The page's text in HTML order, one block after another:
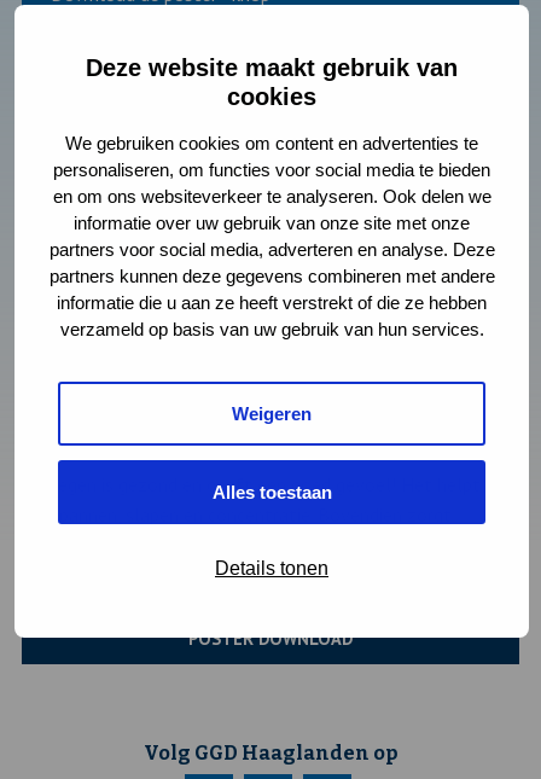
Deze website maakt gebruik van
cookies
We gebruiken cookies om content en advertenties te
personaliseren, om functies voor social media te bieden
en om ons websiteverkeer te analyseren. Ook delen we
informatie over uw gebruik van onze site met onze
partners voor social media, adverteren en analyse. Deze
partners kunnen deze gegevens combineren met andere
informatie die u aan ze heeft verstrekt of die ze hebben
verzameld op basis van uw gebruik van hun services.
Weigeren
Alles toestaan
Details tonen
Bewegen is gezond en geeft een goed gevoel! Het helpt bij
fietst, rent of buiten speelt, elke beweging telt!
POSTER DOWNLOAD
Volg GGD Haaglanden op